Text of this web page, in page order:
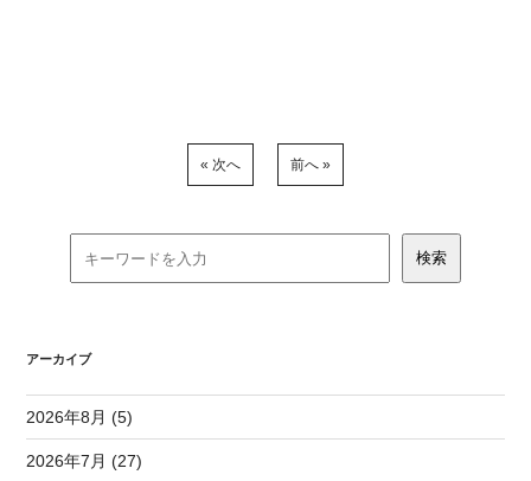
« 次へ 前へ »
アーカイブ
2026年8月 (5)
2026年7月 (27)